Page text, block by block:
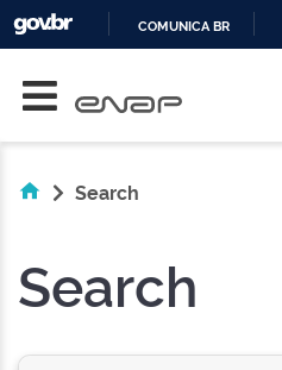
COMUNICA BR
Search
Search